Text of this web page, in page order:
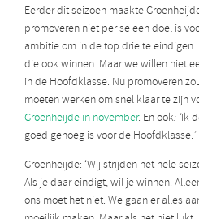
Eerder dit seizoen maakte
promoveren niet per se een doel is
ambitie om in de top drie te
die ook winnen. Maar we willen niet
in de Hoofdklasse. Nu promoveren
moeten werken om snel klaar te zijn
Groenheijde in november. En ook: ‘Ik
goed genoeg is voor de Hoofdklasse.’
Groenheijde: ‘Wij strijden het hele
Als je daar eindigt, wil je winnen.
ons moet het niet. We gaan er alles